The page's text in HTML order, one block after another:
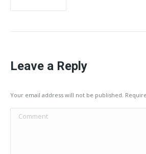
Leave a Reply
Your email address will not be published.
Comment